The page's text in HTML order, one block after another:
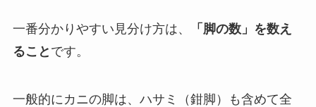
一番分かりやすい見分け方は、
「脚の数」を数え
ること です。
一般的にカニの脚は、ハサミ（鉗脚）も含めて全